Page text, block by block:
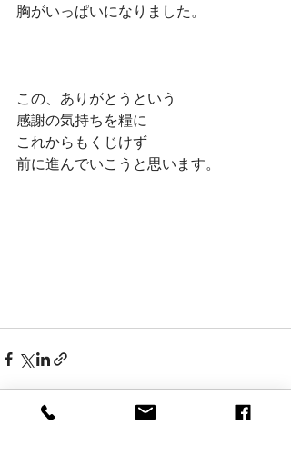
胸がいっぱいになりました。
この、ありがとうという
感謝の気持ちを糧に
これからもくじけず
前に進んでいこうと思います。